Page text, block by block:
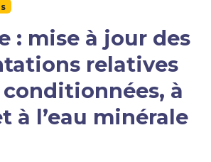
: mise à jour des
relatives
à
à l’eau minérale